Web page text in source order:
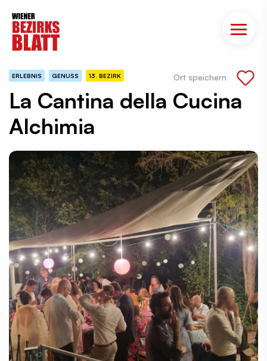
Ort speichern
ERLEBNIS GENUSS 13. BEZIRK
La Cantina della Cucina
Alchimia